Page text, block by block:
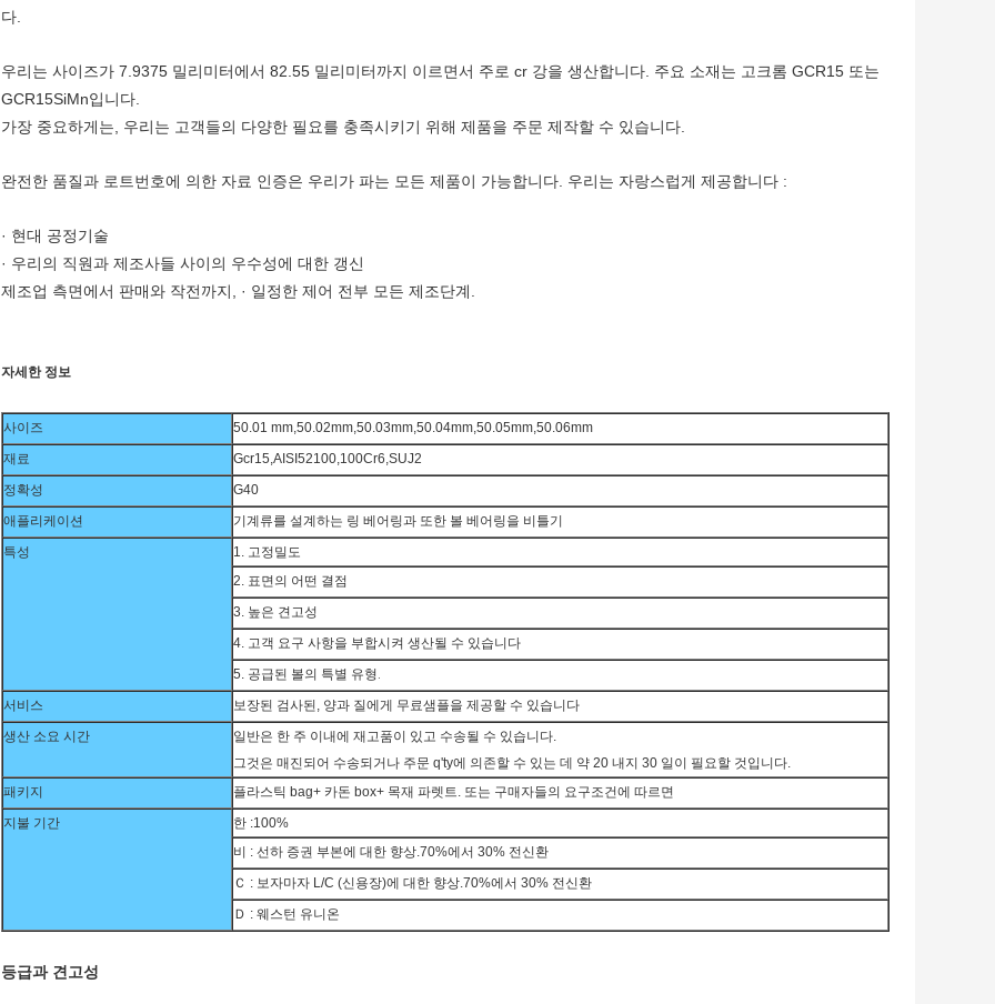
다.
우리는 사이즈가 7.9375 밀리미터에서 82.55 밀리미터까지 이르면서 주로 cr 강을 생산합니다. 주요 소재는 고크롬 GCR15 또는
GCR15SiMn입니다.
가장 중요하게는, 우리는 고객들의 다양한 필요를 충족시키기 위해 제품을 주문 제작할 수 있습니다.
완전한 품질과 로트번호에 의한 자료 인증은 우리가 파는 모든 제품이 가능합니다. 우리는 자랑스럽게 제공합니다 :
· 현대 공정기술
· 우리의 직원과 제조사들 사이의 우수성에 대한 갱신
제조업 측면에서 판매와 작전까지, · 일정한 제어 전부 모든 제조단계.
자세한 정보
사이즈
50.01 mm,50.02mm,50.03mm,50.04mm,50.05mm,50.06mm
재료
Gcr15,AISI52100,100Cr6,SUJ2
정확성
G40
애플리케이션
기계류를 설계하는 링 베어링과 또한 볼 베어링을 비틀기
특성
1. 고정밀도
2. 표면의 어떤 결점
3. 높은 견고성
4. 고객 요구 사항을 부합시켜 생산될 수 있습니다
5. 공급된 볼의 특별 유형.
서비스
보장된 검사된, 양과 질에게 무료샘플을 제공할 수 있습니다
생산 소요 시간
일반은 한 주 이내에 재고품이 있고 수송될 수 있습니다.
그것은 매진되어 수송되거나 주문 q'ty에 의존할 수 있는 데 약 20 내지 30 일이 필요할 것입니다.
패키지
플라스틱 bag+ 카돈 box+ 목재 파렛트. 또는 구매자들의 요구조건에 따르면
지불 기간
한 :100%
비 : 선하 증권 부본에 대한 향상.70%에서 30% 전신환
Ｃ : 보자마자 L/C (신용장)에 대한 향상.70%에서 30% 전신환
Ｄ : 웨스턴 유니온
등급과 견고성